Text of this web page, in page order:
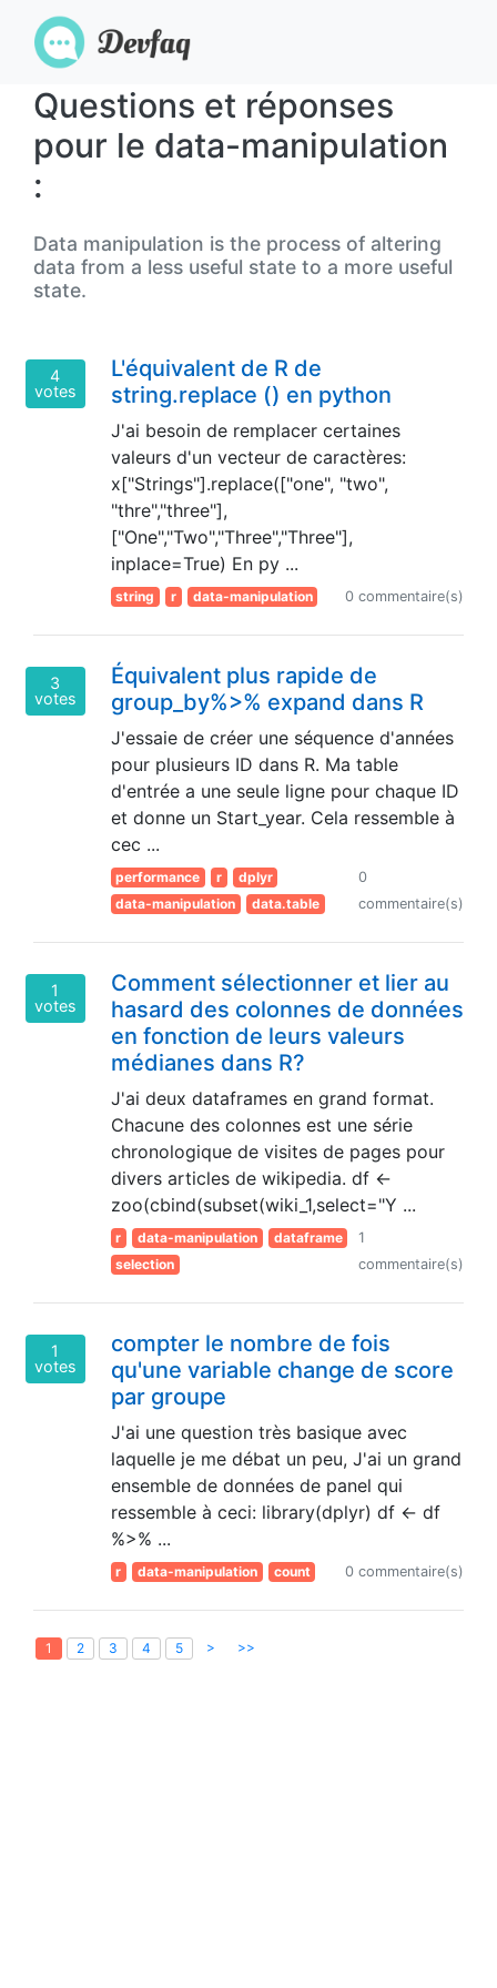
Questions et réponses
pour le data-manipulation
:
Data manipulation is the process of altering
data from a less useful state to a more useful
state.
4
votes
L'équivalent de R de
string.replace () en python
J'ai besoin de remplacer certaines
valeurs d'un vecteur de caractères:
x["Strings"].replace(["one", "two",
"thre","three"],
["One","Two","Three","Three"],
inplace=True) En py ...
string r data-manipulation 0 commentaire(s)
3
votes
Équivalent plus rapide de
group_by%>% expand dans R
J'essaie de créer une séquence d'années
pour plusieurs ID dans R. Ma table
d'entrée a une seule ligne pour chaque ID
et donne un Start_year. Cela ressemble à
cec ...
performance r
dplyr
data-manipulation
data.table
0
commentaire(s)
1
votes
Comment sélectionner et lier au
hasard des colonnes de données
en fonction de leurs valeurs
médianes dans R?
J'ai deux dataframes en grand format.
Chacune des colonnes est une série
chronologique de visites de pages pour
divers articles de wikipedia. df <-
zoo(cbind(subset(wiki_1,select="Y ...
r data-manipulation
dataframe
selection
1
commentaire(s)
1
votes
compter le nombre de fois
qu'une variable change de score
par groupe
J'ai une question très basique avec
laquelle je me débat un peu, J'ai un grand
ensemble de données de panel qui
ressemble à ceci: library(dplyr) df <- df
%>% ...
r data-manipulation count 0 commentaire(s)
1 2 3 4 5 > >>